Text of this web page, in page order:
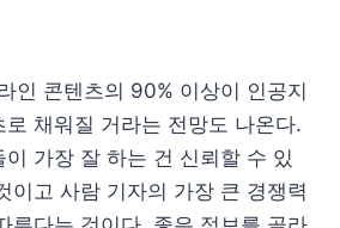
인 콘텐츠의 90% 이상이 인공지
채워질 거라는 전망도 나온다.
가장 잘 하는 건 신뢰할 수 있
이고 사람 기자의 가장 큰 경쟁력